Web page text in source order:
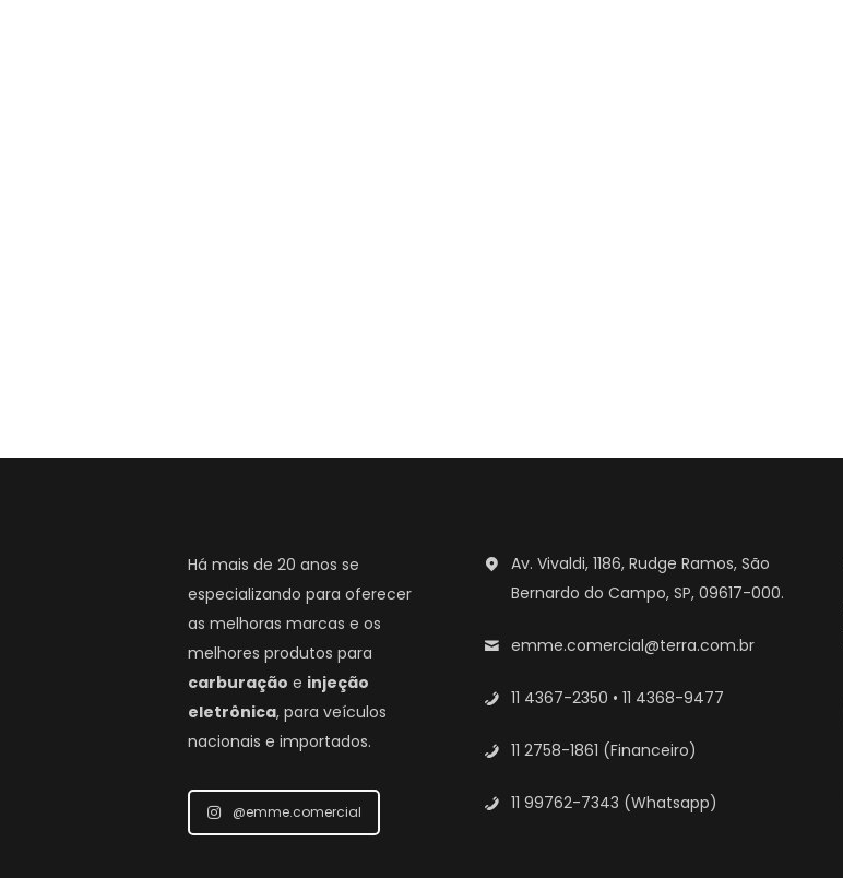
Há mais de 20 anos se
especializando para oferecer
as melhoras marcas e os
melhores produtos para
carburação e injeção
eletrônica, para veículos
nacionais e importados.
@emme.comercial
Av. Vivaldi, 1186, Rudge Ramos, São
Bernardo do Campo, SP, 09617-000.
emme.comercial@terra.com.br
11 4367-2350 • 11 4368-9477
11 2758-1861 (Financeiro)
11 99762-7343 (Whatsapp)